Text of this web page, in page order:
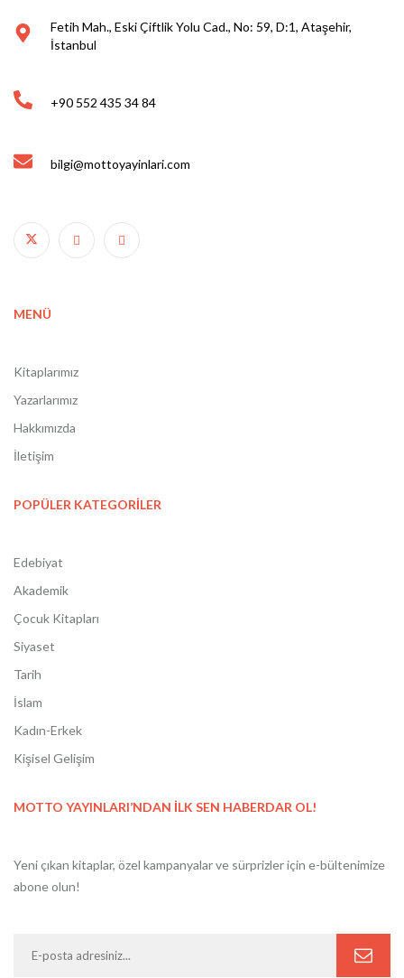
Fetih Mah., Eski Çiftlik Yolu Cad., No: 59, D:1, Ataşehir,
İstanbul
+90 552 435 34 84
bilgi@mottoyayinlari.com
MENÜ
Kitaplarımız
Yazarlarımız
Hakkımızda
İletişim
POPÜLER KATEGORİLER
Edebiyat
Akademik
Çocuk Kitapları
Siyaset
Tarih
İslam
Kadın-Erkek
Kişisel Gelişim
MOTTO YAYINLARI’NDAN İLK SEN HABERDAR OL!
Yeni çıkan kitaplar, özel kampanyalar ve sürprizler için e-bültenimize
abone olun!